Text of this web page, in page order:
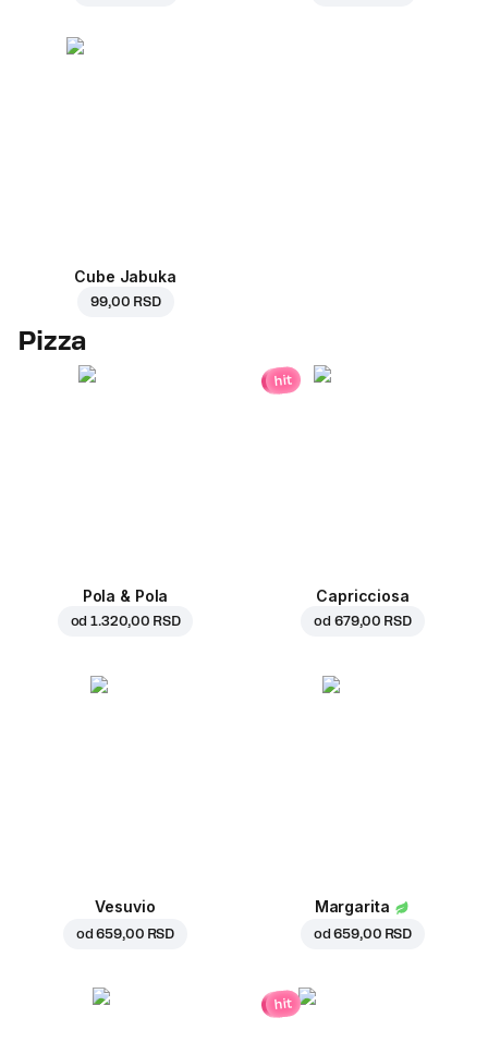
Cube Jabuka
99,00 RSD
Pizza
Pola & Pola
od1.320,00 RSD
hit
Capricciosa
od 679,00 RSD
Vesuvio
od659,00 RSD
Margarita
od659,00 RSD
hit